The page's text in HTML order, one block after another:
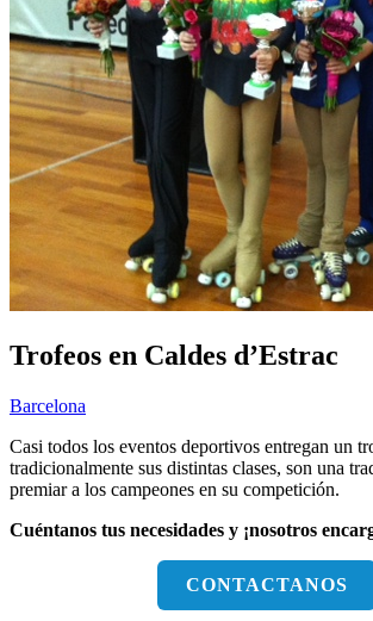
Trofeos en Caldes d’Estrac
Barcelona
Casi todos los eventos deportivos entregan un
tradicionalmente sus distintas clases, son una
premiar a los campeones en su competición.
Cuéntanos tus necesidades y ¡nosotros
CONTACTANOS